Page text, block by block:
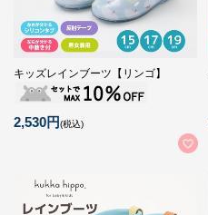
キッズレインブーツ【リンゴ】
2,530円(税込)